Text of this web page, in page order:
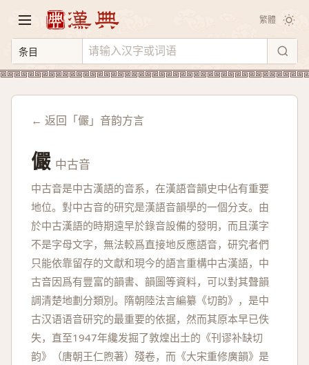
繁體
← 返回「儼」音韵方言
儼 中古音
中古音是中古漢語的音系，在漢語音韻史中佔有重要
地位。對中古音的研究是漢語音韻學的一個分支。由
於中古漢語的時期遠早於錄音設備的發明，而且漢字
不是字母文字，無法較爲直接地反應語音，研究者們
只能依靠留存的文獻和現今的語言重構中古漢語，中
古音因爲有豐富的韻書、韻圖等資料，可以對其聲韻
調清楚地劃分類別。隋朝陸法言編纂《切韵》，是中
古汉语语音研究的最重要的依据，然而其原本早已佚
失，直至1947年纔发掘了敦煌出土的《刊谬补缺切
韵》（唐朝王仁煦著）殘卷，而《大宋重修廣韻》是